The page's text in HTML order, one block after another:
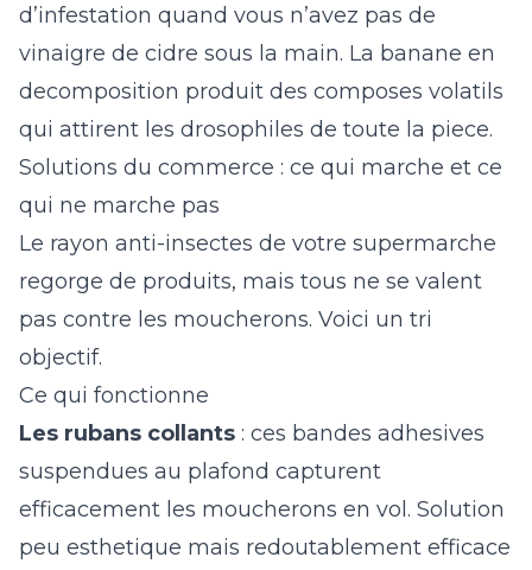
d’infestation quand vous n’avez pas de
vinaigre de cidre sous la main. La banane en
decomposition produit des composes volatils
qui attirent les drosophiles de toute la piece.
Solutions du commerce : ce qui marche et ce
qui ne marche pas
Le rayon anti-insectes de votre supermarche
regorge de produits, mais tous ne se valent
pas contre les moucherons. Voici un tri
objectif.
Ce qui fonctionne
Les rubans collants : ces bandes adhesives
suspendues au plafond capturent
efficacement les moucherons en vol. Solution
peu esthetique mais redoutablement efficace